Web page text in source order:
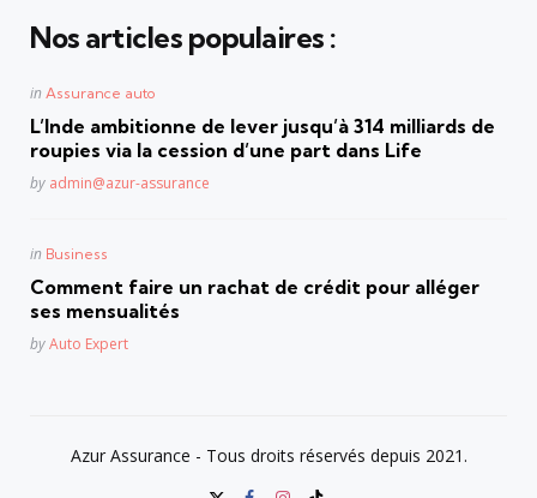
Nos articles populaires :
Posted
in Assurance auto
L’Inde ambitionne de lever jusqu’à 314 milliards de
roupies via la cession d’une part dans Life
Posted
by admin@azur-assurance
Posted
in Business
Comment faire un rachat de crédit pour alléger
ses mensualités
Posted
byAuto Expert
Azur Assurance - Tous droits réservés depuis 2021.